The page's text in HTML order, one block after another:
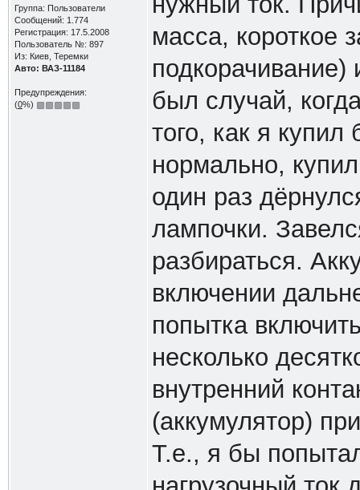
Группа: Пользователи
Сообщений: 1.774
Регистрация: 17.5.2008
Пользователь №: 897
Из: Киев, Теремки
Авто: ВАЗ-11184
Предупреждения:
(0%)
масса, короткое
был случай,
того, как я
нормально,
один раз
лампочки.
разбираться.
включении
попытка
несколько
внутренний
(аккумулятор)
Т.е., я бы